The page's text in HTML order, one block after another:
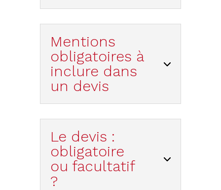
Mentions
obligatoires à
inclure dans
un devis
Le devis :
obligatoire
ou facultatif
?